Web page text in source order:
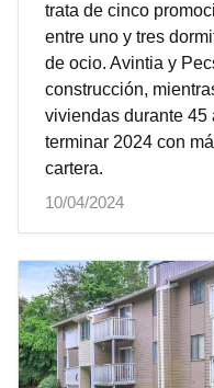
trata de cinco
entre uno y tres
de ocio. Avintia y
construcción,
viviendas durante 45
terminar 2024 con
cartera.
10/04/2024